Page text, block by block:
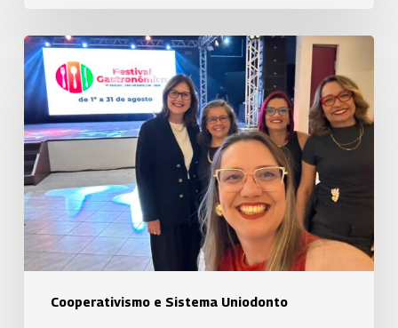
Cooperativismo e Sistema Uniodonto
Uniodonto
fortalece
relacionamento
com
o
setor
empresarial
da
Baixada
Santista